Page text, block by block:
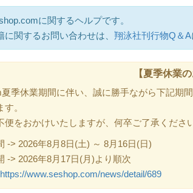
に関するヘルプです。
に関するお問い合わせは、 翔泳社刊行物Q＆A
【夏季休業
季休業期間に伴い、誠に勝手ながら下記期
。
便をおかけいたしますが、何卒ご了承くださ
> 2026年8月8日(土) ～ 8月16日(日)
2026年8月17日(月)より順次
https://www.seshop.com/news/detail/689